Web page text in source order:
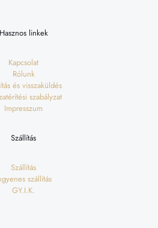
Hasznos linkek
Kapcsolat
Rólunk
és visszaküldés
szabályzat
Impresszum
Szállítás
Szállítás
szállítás
GY.I.K.